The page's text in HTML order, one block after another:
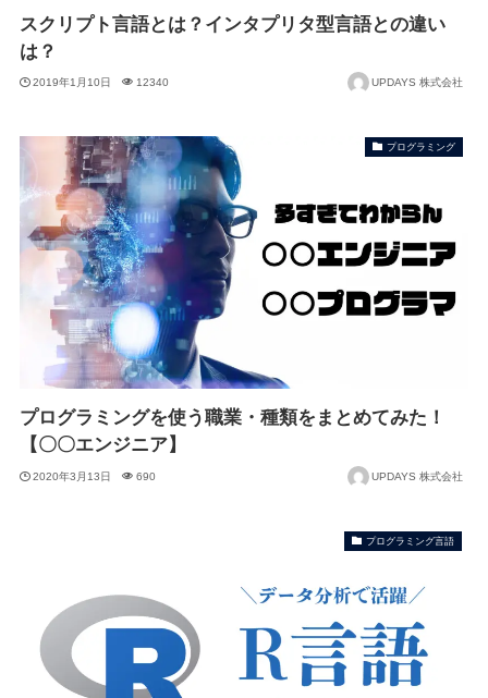
スクリプト言語とは？インタプリタ型言語との違い
は？
2019年1月10日 12340 UPDAYS 株式会社
プログラミング
プログラミングを使う職業・種類をまとめてみた！
【〇〇エンジニア】
2020年3月13日 690 UPDAYS 株式会社
プログラミング言語